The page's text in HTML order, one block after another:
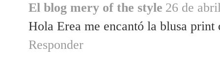
El blog mery of the style 26 de
Hola Erea me encantó la blusa print
Responder